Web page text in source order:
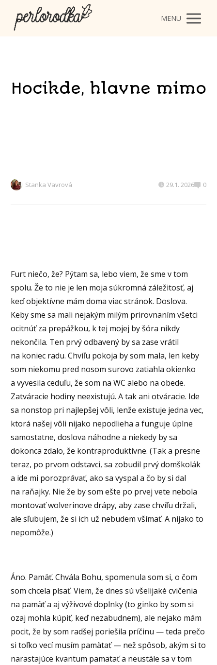
MENU
Hocikde, hlavne mimo
Stanka Vavrová 29.1. 2026 0
Furt niečo, že? Pýtam sa, lebo viem, že sme v tom
spolu. Že to nie je len moja súkromná záležitosť, aj
keď objektívne mám doma viac stránok. Doslova.
Keby sme sa mali nejakým milým prirovnaním všetci
ocitnúť za prepážkou, k tej mojej by šóra nikdy
nekončila. Ten prvý odbavený by sa zase vrátil
na koniec radu. Chvíľu pokoja by som mala, len keby
som niekomu pred nosom surovo zatiahla okienko
a vyvesila ceduľu, že som na WC alebo na obede.
Zatváracie hodiny neexistujú. A tak ani otváracie. Ide
sa nonstop pri najlepšej vôli, lenže existuje jedna vec,
ktorá našej vôli nijako nepodlieha a funguje úplne
samostatne, doslova náhodne a niekedy by sa
dokonca zdalo, že kontraproduktívne. (Tak a presne
teraz, po prvom odstavci, sa zobudil prvý domškolák
a ide mi porozprávať, ako sa vyspal a čo by si dal
na raňajky. Nie že by som ešte po prvej vete nebola
montovať wolverinove drápy, aby zase chvíľu držali,
ale sľubujem, že si ich už nebudem všímať. A nijako to
nepomôže.)
Áno. Pamäť. Chvála Bohu, spomenula som si, o čom
som chcela písať. Viem, že dnes sú všelijaké cvičenia
na pamäť a aj výživové doplnky (to ginko by som si
ozaj mohla kúpiť, keď nezabudnem), ale nejako mám
pocit, že by som radšej poriešila príčinu — teda prečo
si toľko vecí musím pamätať — než spôsob, akým si to
narastajúce kvantum pamätať a neustále sa v tom